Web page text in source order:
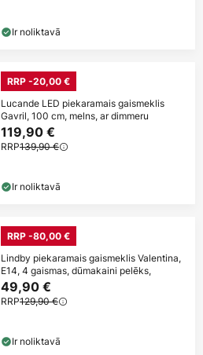
Ir noliktavā
RRP -20,00 €
Lucande LED piekaramais gaismeklis
Gavril, 100 cm, melns, ar dimmeru
119,90 €
RRP139,90 €
Ir noliktavā
RRP -80,00 €
Lindby piekaramais gaismeklis Valentina,
E14, 4 gaismas, dūmakaini pelēks,
49,90 €
RRP129,90 €
Ir noliktavā